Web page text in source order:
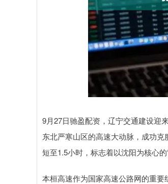
9月27日驰盈配资，辽宁交通建设
东北严寒山区的高速大动脉，成功
短至1.5小时，标志着以沈阳为核心的
本桓高速作为国家高速公路网的重